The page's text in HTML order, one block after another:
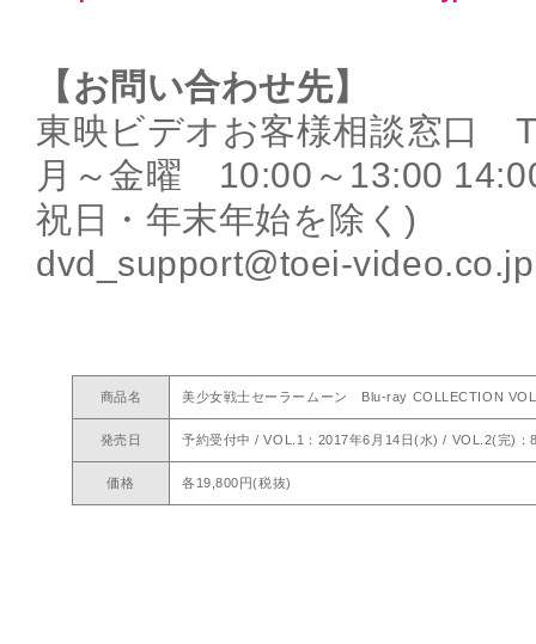
【お問い合わせ先】
東映ビデオお客様相談窓口
月～金曜 10:00～13:00
祝日・年末年始を除く)
dvd_support@toei-video.co.jp
商品名 美少女戦士セーラームーン Blu-ray COLLECTION
発売日 予約受付中 / VOL.1：2017年6月14日(水) / VOL.2(完)：
価格 各19,800円(税抜)